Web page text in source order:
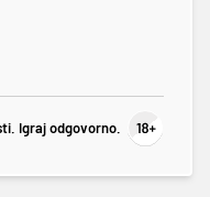
Igraj odgovorno.